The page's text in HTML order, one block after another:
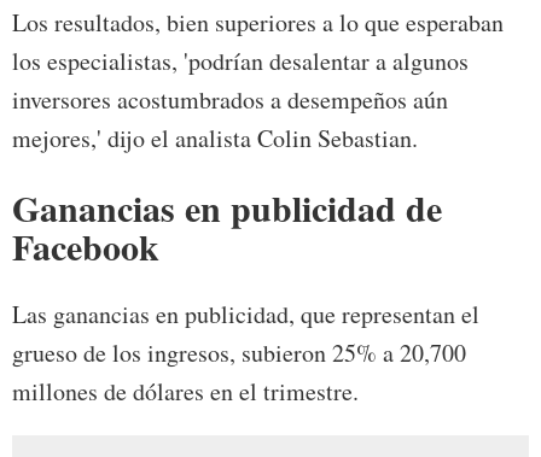
Los resultados, bien superiores a lo que esperaban
los especialistas, 'podrían desalentar a algunos
inversores acostumbrados a desempeños aún
mejores,' dijo el analista Colin Sebastian.
Ganancias en publicidad de
Facebook
Las ganancias en publicidad, que representan el
grueso de los ingresos, subieron 25% a 20,700
millones de dólares en el trimestre.